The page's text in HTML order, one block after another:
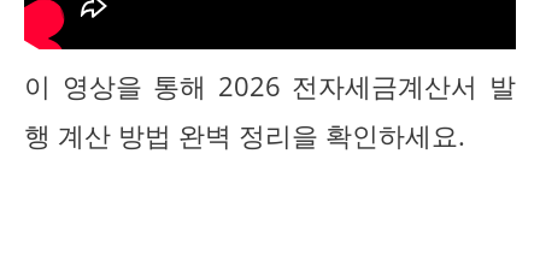
이 영상을 통해 2026 전자세금계산서 발
행 계산 방법 완벽 정리을 확인하세요.